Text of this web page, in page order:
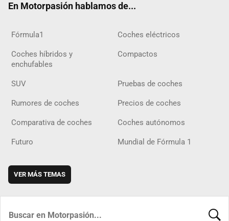
En Motorpasión hablamos de...
Fórmula1 Coches eléctricos
Coches híbridos y
enchufables
Compactos
SUV Pruebas de coches
Rumores de coches Precios de coches
Comparativa de coches Coches autónomos
Futuro Mundial de Fórmula 1
VER MÁS TEMAS